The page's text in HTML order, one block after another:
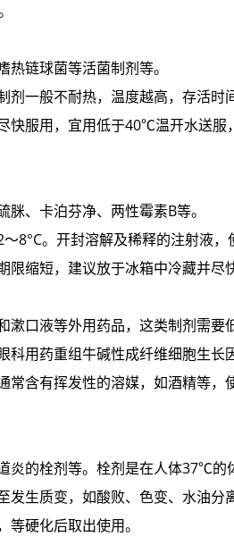
链球菌等活菌制剂等。
剂一般不耐热，温度越高，存活
快服用，宜用低于40℃温开水送服
、卡泊芬净、两性霉素B等。
8°C。开封溶解及稀释的注射液
缩短，建议放于冰箱中冷藏并尽
漱口液等外用药品，这类制剂需要
科用药重组牛碱性成纤维细胞生长
常含有挥发性的溶媒，如酒精等，
炎的栓剂等。栓剂是在人体37℃的
发生质变，如酸败、色变、水油分
硬化后取出使用。